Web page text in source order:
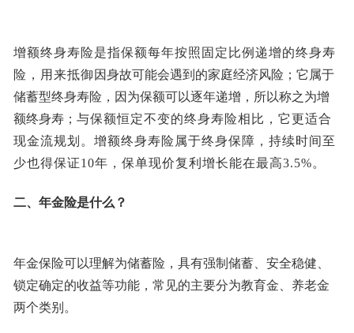
增额终身寿险是指保额每年按照固定比例递增的终身寿
险，用来抵御 因身故可能会遇到的家庭经济风险；它属于
储蓄型终身寿险，因为保额可以逐年递增，所以称之为增
额终身寿； 与保额恒定不变的终身寿险相比，它更适合
现金流规划。 增额终身寿险属于终身保障，持续时间至
少也得保证10年，保单现价复利增长能在最高3.5%。
二、年金险是什么？
年金保险可以理解为储蓄险，具有强制储蓄、安全稳健、
锁定确定的收益等功能，常见的主要分为教育金、养老金
两个类别。